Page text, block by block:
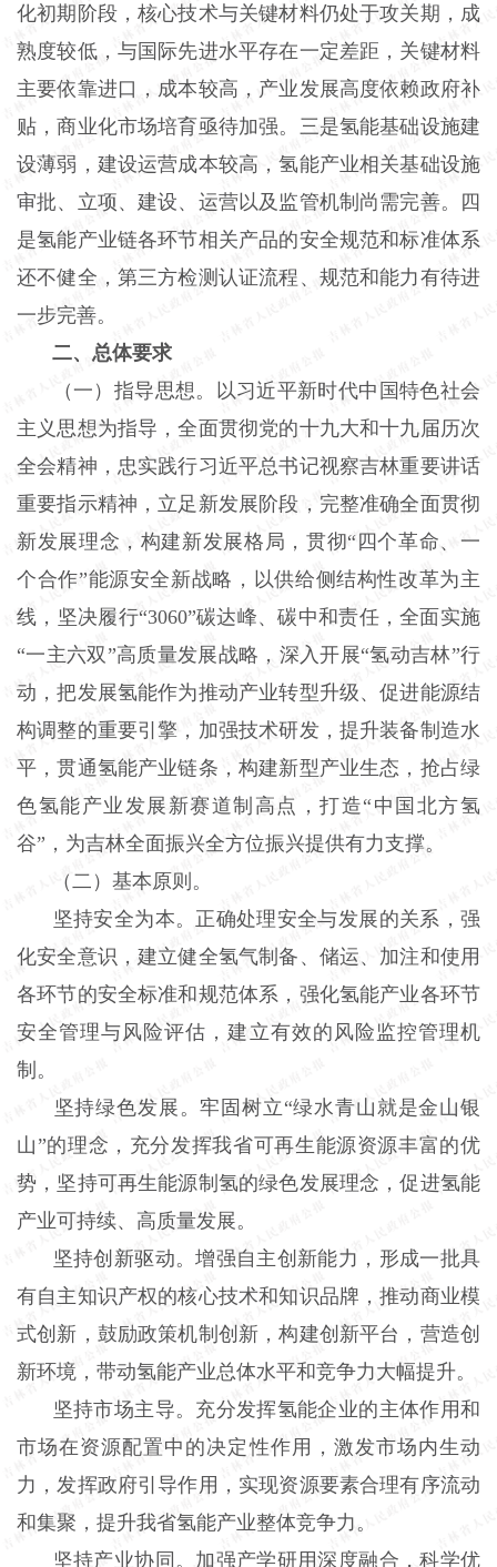
化初期阶段，核心技术与关键材料仍处于攻关期，成
熟度较低，与国际先进水平存在一定差距，关键材料
主要依靠进口，成本较高，产业发展高度依赖政府补
贴，商业化市场培育亟待加强。三是氢能基础设施建
设薄弱，建设运营成本较高，氢能产业相关基础设施
审批、立项、建设、运营以及监管机制尚需完善。四
是氢能产业链各环节相关产品的安全规范和标准体系
还不健全，第三方检测认证流程、规范和能力有待进
一步完善。
二、总体要求
（一）指导思想。以习近平新时代中国特色社会
主义思想为指导，全面贯彻党的十九大和十九届历次
全会精神，忠实践行习近平总书记视察吉林重要讲话
重要指示精神，立足新发展阶段，完整准确全面贯彻
新发展理念，构建新发展格局，贯彻“四个革命、一
个合作”能源安全新战略，以供给侧结构性改革为主
线，坚决履行“3060”碳达峰、碳中和责任，全面实施
“一主六双”高质量发展战略，深入开展“氢动吉林”行
动，把发展氢能作为推动产业转型升级、促进能源结
构调整的重要引擎，加强技术研发，提升装备制造水
平，贯通氢能产业链条，构建新型产业生态，抢占绿
色氢能产业发展新赛道制高点，打造“中国北方氢
谷”，为吉林全面振兴全方位振兴提供有力支撑。
（二）基本原则。
坚持安全为本。正确处理安全与发展的关系，强
化安全意识，建立健全氢气制备、储运、加注和使用
各环节的安全标准和规范体系，强化氢能产业各环节
安全管理与风险评估，建立有效的风险监控管理机
制。
坚持绿色发展。牢固树立“绿水青山就是金山银
山”的理念，充分发挥我省可再生能源资源丰富的优
势，坚持可再生能源制氢的绿色发展理念，促进氢能
产业可持续、高质量发展。
坚持创新驱动。增强自主创新能力，形成一批具
有自主知识产权的核心技术和知识品牌，推动商业模
式创新，鼓励政策机制创新，构建创新平台，营造创
新环境，带动氢能产业总体水平和竞争力大幅提升。
坚持市场主导。充分发挥氢能企业的主体作用和
市场在资源配置中的决定性作用，激发市场内生动
力，发挥政府引导作用，实现资源要素合理有序流动
和集聚，提升我省氢能产业整体竞争力。
坚持产业协同。加强产学研用深度融合，科学优